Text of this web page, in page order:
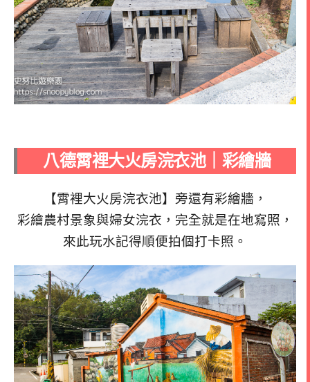
八德霄裡大火房浣衣池｜彩繪牆
【霄裡大火房浣衣池】 旁還有彩繪牆，
彩繪農村景象與婦女浣衣，完全就是在地寫照，
來此玩水記得順便拍個打卡照。